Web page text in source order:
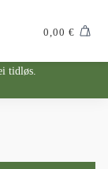
0,00 €
tidløs.